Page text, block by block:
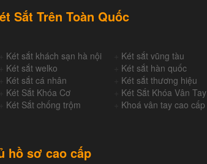
Sắt Trên Toàn Quốc
Két sắt khách sạn hà nội Két sắt vũng tàu
Két sắt welko Két sắt hàn quốc
Két sắt cá nhân Két sắt thương hiệu
Két Sắt Khóa Cơ Két Sắt Khóa Vân Tay
Két Sắt chống trộm Khoá vân tay cao cấp
hồ sơ cao cấp